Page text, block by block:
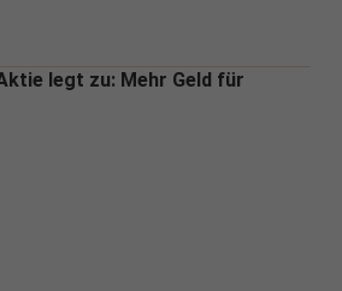
legt zu: Mehr Geld für